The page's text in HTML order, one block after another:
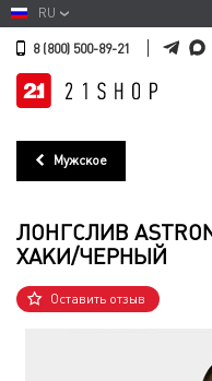
RU
8 (800) 500-89-21
Мужское
ЛОНГСЛИВ
ХАКИ/ЧЕРНЫЙ
Оставить отзыв